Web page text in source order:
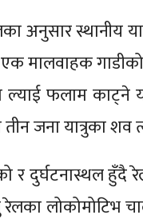
अनुसार स्थानीय
मालवाहक
फलाम काट्ने
जना यात्रुका शव
र दुर्घटनास्थल
लोकोमोटिभ